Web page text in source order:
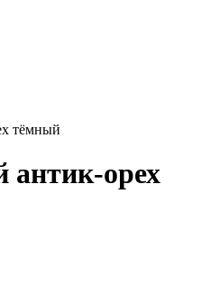
тёмный
орех